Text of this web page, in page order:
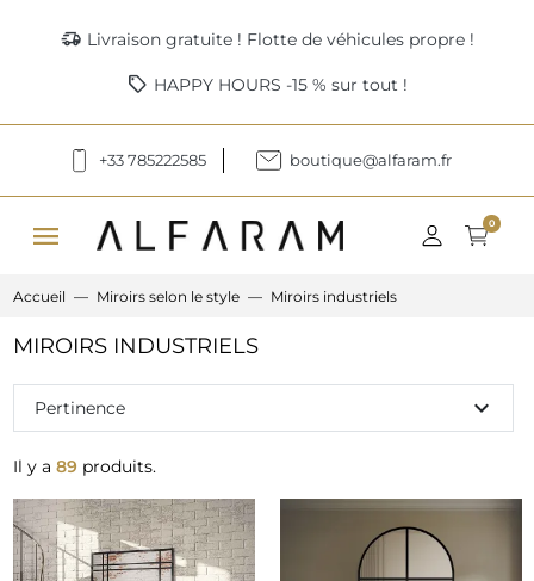
delivery_truck_speed Livraison gratuite ! Flotte de véhicules propre !
sell HAPPY HOURS -15 % sur tout !
+33 785222585 boutique@alfaram.fr
menu 0
Accueil Miroirs selon le style Miroirs industriels
MIROIRS INDUSTRIELS
Il y a 89produits.
Pertinence expand_more